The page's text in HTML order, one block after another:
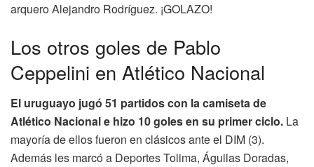
arquero Alejandro Rodríguez. ¡GOLAZO!
Los otros goles de Pablo
Ceppelini en Atlético Nacional
El uruguayo jugó 51 partidos con la camiseta de
Atlético Nacional e hizo 10 goles en su primer ciclo. La
mayoría de ellos fueron en clásicos ante el DIM (3).
Además les marcó a Deportes Tolima, Águilas Doradas,